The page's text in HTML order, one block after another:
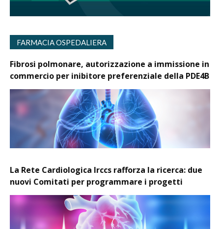
FARMACIA OSPEDALIERA
Fibrosi polmonare, autorizzazione a immissione in
commercio per inibitore preferenziale della PDE4B
La Rete Cardiologica Irccs rafforza la ricerca: due
nuovi Comitati per programmare i progetti